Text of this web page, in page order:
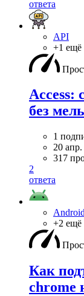
ответа
API
+1 ещё
Access:
без
1
20 апр.
317
2
ответа
Android
+2 ещё
Как
chrome